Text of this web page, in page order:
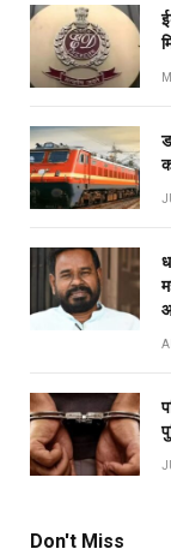
Don't Miss